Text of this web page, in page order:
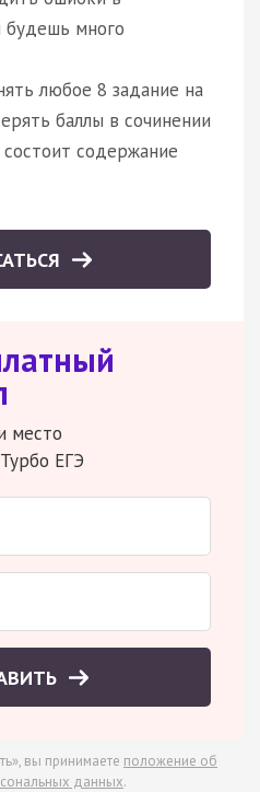
будешь много
любое 8 задание на
баллы в сочинении
состоит содержание
место
ЕГЭ
вы принимаете положение об
данных.